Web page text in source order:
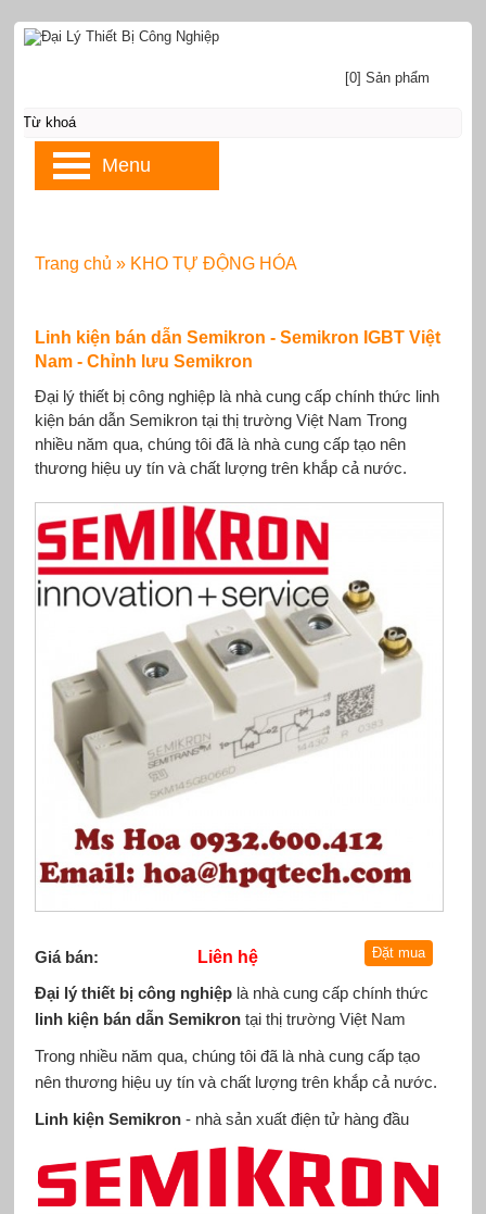
Linh kiện bán dẫn Semikron - Semikron IGBT Việt
Nam - Chỉnh lưu Semikron
Đại lý thiết bị công nghiệp là nhà cung cấp chính thức linh
kiện bán dẫn Semikron tại thị trường Việt Nam Trong
nhiều năm qua, chúng tôi đã là nhà cung cấp tạo nên
thương hiệu uy tín và chất lượng trên khắp cả nước.
Giá bán:
Liên hệ
Đại lý thiết bị công nghiệplà nhà cung cấp chính thức
linh kiện bán dẫn Semikrontại thị trường Việt Nam
Trong nhiều năm qua, chúng tôi đã là nhà cung cấp tạo
nên thương hiệu uy tín và chất lượng trên khắp cả nước.
Linh kiện Semikron- nhà sản xuất điện tử hàng đầu
Trang chủ » KHO TỰ ĐỘNG HÓA
[0] Sản phẩm
Menu